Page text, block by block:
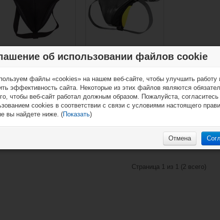
Раковина вратаря
Vaughn Ventus SLR
Защита для вратаря
Warrior Ritual X Goalie
Страница 1 из 1 (2 всего)
об использовании файлов cookie
файлы «cookies» на нашем веб-сайте, чтобы улучшить работу
эффективность сайта. Некоторые из этих файлов являются
чтобы веб-сайт работал должным образом. Пожалуйста, согласитесь
cookies в соответствии с связи с условиями настоящего
вы найдете ниже. (Показать)
Отмена